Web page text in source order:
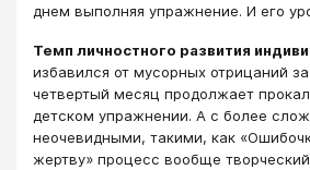
днем выполняя упражнение. И его
Темп личностного развития
избавился от мусорных отрицаний
четвертый месяц продолжает
детском упражнении. А с более
неочевидными, такими, как
жертву» процесс вообще